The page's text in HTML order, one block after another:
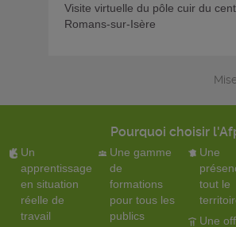
Visite virtuelle du pôle cuir du
Romans-sur-Isère
Pourquoi choisir
Un
apprentissage
en situation
réelle de
travail
Une gamme
de
formations
pour tous les
publics
Une
tout le
Une